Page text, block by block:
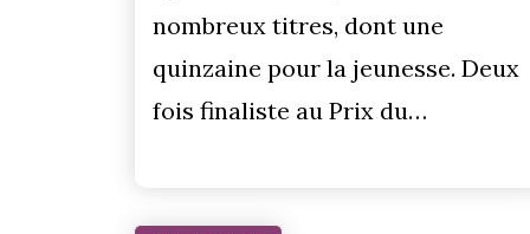
nombreux titres, dont une
quinzaine pour la jeunesse. Deux
fois finaliste au Prix du…